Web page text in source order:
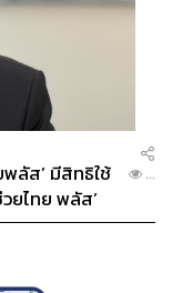
พลัส’ มีสิทธิใช้
ยไทย พลัส’
...